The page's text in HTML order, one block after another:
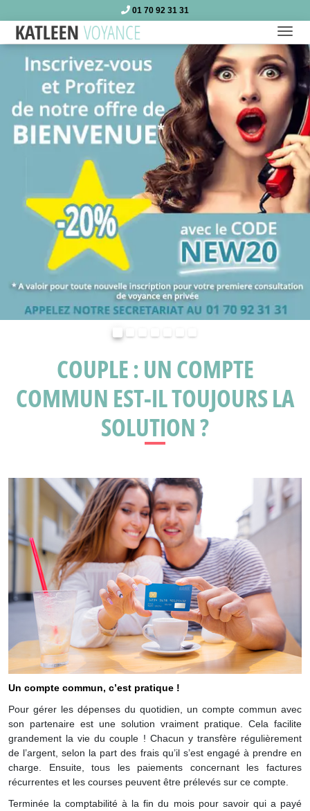
01 70 92 31 31
COUPLE : UN COMPTE
COMMUN EST-IL TOUJOURS LA
SOLUTION ?
Un compte commun, c’est pratique !
Pour gérer les dépenses du quotidien, un compte commun avec
son partenaire est une solution vraiment pratique. Cela facilite
grandement la vie du couple ! Chacun y transfère régulièrement
de l’argent, selon la part des frais qu’il s’est engagé à prendre en
charge. Ensuite, tous les paiements concernant les factures
récurrentes et les courses peuvent être prélevés sur ce compte.
Terminée la comptabilité à la fin du mois pour savoir qui a payé